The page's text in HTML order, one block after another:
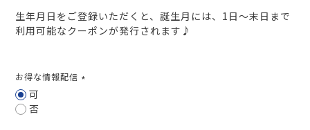
生年月日をご登録いただくと、誕生月には、1日～末日まで
利用可能なクーポンが発行されます♪
お得な情報配信
可
否